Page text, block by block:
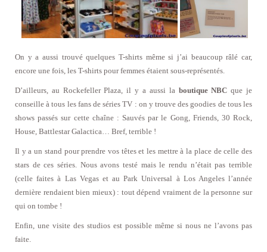
On y a aussi trouvé quelques T-shirts même si j’ai beaucoup râlé car,
encore une fois, les T-shirts pour femmes étaient sous-représentés.
D’ailleurs, au Rockefeller Plaza, il y a aussi la boutique NBC que je
conseille à tous les fans de séries TV : on y trouve des goodies de tous les
shows passés sur cette chaîne : Sauvés par le Gong, Friends, 30 Rock,
House, Battlestar Galactica… Bref, terrible !
Il y a un stand pour prendre vos têtes et les mettre à la place de celle des
stars de ces séries. Nous avons testé mais le rendu n’était pas terrible
(celle faites à Las Vegas et au Park Universal à Los Angeles l’année
dernière rendaient bien mieux) : tout dépend vraiment de la personne sur
qui on tombe !
Enfin, une visite des studios est possible même si nous ne l’avons pas
faite.